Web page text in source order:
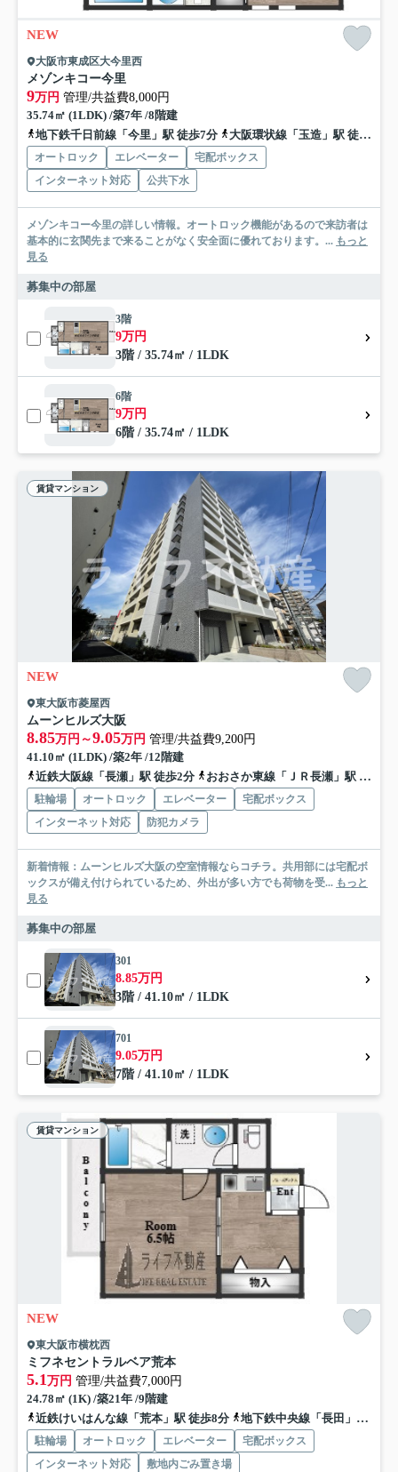
NEW
大阪市東成区大今里西
メゾンキコー今里
9万円 管理/共益費8,000円
35.74㎡ (1LDK) /築7年 /8階建
地下鉄千日前線「今里」駅 徒歩7分
大阪環状線「玉造」駅 徒歩15分
オートロック エレベーター
宅配ボックス
インターネット対応
公共下水
メゾンキコー今里の詳しい情報。オートロック機能があるので来訪者は
基本的に玄関先まで来ることがなく安全面に優れております。... もっと
見る
募集中の部屋
3階
9万円
3階 / 35.74㎡ / 1LDK
6階
9万円
6階 / 35.74㎡ / 1LDK
賃貸マンション
NEW
東大阪市菱屋西
ムーンヒルズ大阪
8.85万円～9.05万円 管理/共益費9,200円
41.10㎡ (1LDK) /築2年 /12階建
近鉄大阪線「長瀬」駅 徒歩2分
おおさか東線「ＪＲ長瀬」駅 徒歩12分
駐輪場 オートロック エレベーター
宅配ボックス
インターネット対応
防犯カメラ
新着情報：ムーンヒルズ大阪の空室情報ならコチラ。共用部には宅配ボ
ックスが備え付けられているため、外出が多い方でも荷物を受... もっと
見る
募集中の部屋
301
8.85万円
3階 / 41.10㎡ / 1LDK
701
9.05万円
7階 / 41.10㎡ / 1LDK
賃貸マンション
NEW
東大阪市横枕西
ミフネセントラルベア荒本
5.1万円 管理/共益費7,000円
24.78㎡ (1K) /築21年 /9階建
近鉄けいはんな線「荒本」駅 徒歩8分
地下鉄中央線「長田」駅 徒歩17分
駐輪場 オートロック エレベーター
宅配ボックス
インターネット対応
敷地内ごみ置き場